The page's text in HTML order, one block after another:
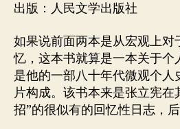
出版：人民文学出版社
如果说前面两本是从宏观上对
忆，这本书就算是一本关于个
是他的一部八十年代微观个
片构成。该书本来是张立宪在
招”的很似有的回忆性日志，后